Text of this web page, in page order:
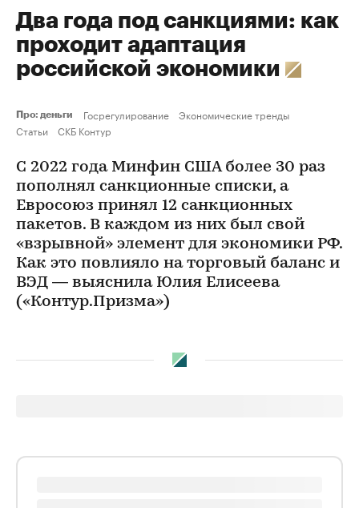
Два года под санкциями: как
проходит адаптация
российской экономики
Про: деньги Госрегулирование
Экономические тренды
Статьи
СКБ Контур
С 2022 года Минфин США более 30 раз
пополнял санкционные списки, а
Евросоюз принял 12 санкционных
пакетов. В каждом из них был свой
«взрывной» элемент для экономики РФ.
Как это повлияло на торговый баланс и
ВЭД — выяснила Юлия Елисеева
(«Контур.Призма»)